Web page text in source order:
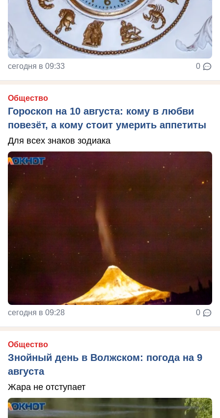
сегодня в 09:33 0
Общество
Гороскоп на 10 августа: кому в любви
повезёт, а кому стоит умерить аппетиты
Для всех знаков зодиака
сегодня в 09:28 0
Общество
Знойный день в Волжском: погода на 9
августа
Жара не отступает